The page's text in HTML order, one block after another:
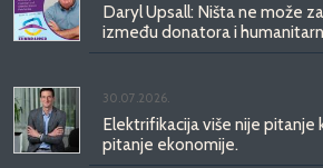
Daryl Upsall: Ništa ne može
između donatora i
30.07.2026.
Elektrifikacija više nije pitanje
pitanje ekonomije.